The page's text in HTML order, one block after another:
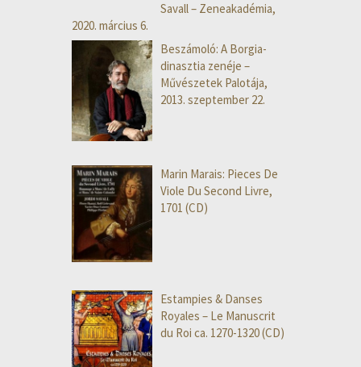
Savall – Zeneakadémia,
2020. március 6.
Beszámoló: A Borgia-
dinasztia zenéje –
Művészetek Palotája,
2013. szeptember 22.
Marin Marais: Pieces De
Viole Du Second Livre,
1701 (CD)
Estampies & Danses
Royales – Le Manuscrit
du Roi ca. 1270-1320 (CD)